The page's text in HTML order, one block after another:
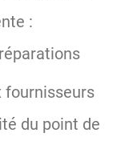
:
fournisseurs
du point de